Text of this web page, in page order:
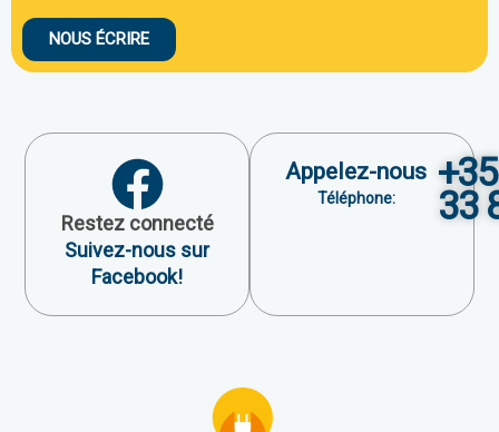
NOUS ÉCRIRE
Restez connecté
Suivez-nous sur
Facebook!
Appelez-nous
Téléphone: 33